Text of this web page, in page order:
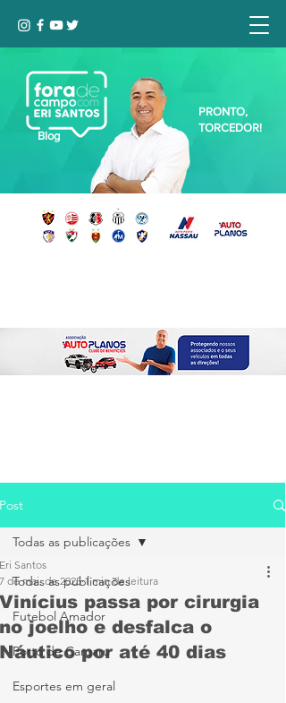
Blog
PRONTO,
TORCEDOR!
Post
Todas as publicações
Futebol Amador
Porto de Caruaru
Esportes em geral
Todas as publicações
Vinícius passa por cirurgia
no joelho e desfalca o
Náutico por até 40 dias
Eri Santos
7 de mai. de 2025 1 min de leitura